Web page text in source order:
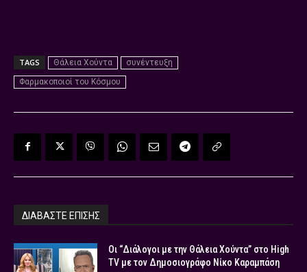
TAGS Θάλεια Χούντα
συνέντευξη
Φαρμακοποιοί του Κόσμου
ΔΙΑΒΑΣΤΕ ΕΠΙΣΗΣ
Οι “Διάλογοι με την Θάλεια Χούντα” στο High
TV με τον Δημοσιογράφο Νίκο Καραμπάση